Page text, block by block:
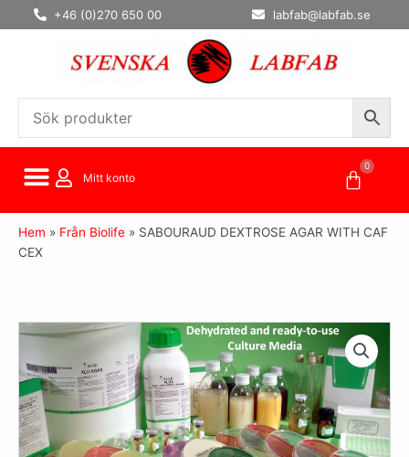
Hoppa
till
+46 (0)270 650 00 labfab@labfab.se
Mitt konto
0
Hem » Från Biolife » SABOURAUD DEXTROSE AGAR WITH CAF
CEX